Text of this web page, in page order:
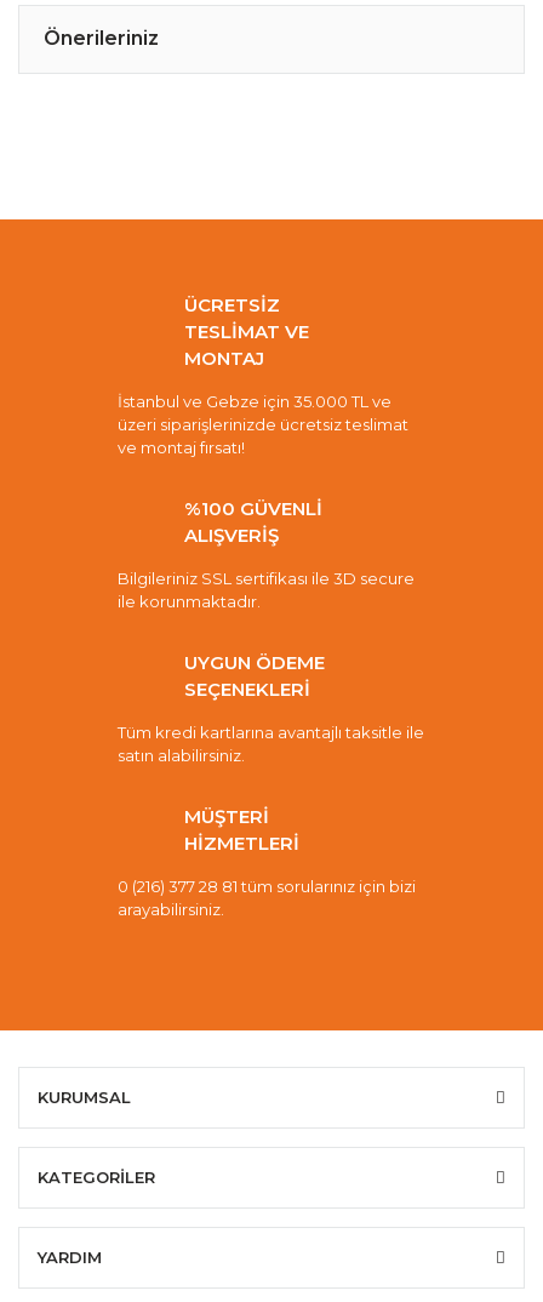
Önerileriniz
ÜCRETSİZ
TESLİMAT VE
MONTAJ
İstanbul ve Gebze için 35.000 TL ve
üzeri siparişlerinizde ücretsiz teslimat
ve montaj fırsatı!
%100 GÜVENLİ
ALIŞVERİŞ
Bilgileriniz SSL sertifikası ile 3D secure
ile korunmaktadır.
UYGUN ÖDEME
SEÇENEKLERİ
Tüm kredi kartlarına avantajlı taksitle ile
satın alabilirsiniz.
MÜŞTERİ
HİZMETLERİ
0 (216) 377 28 81 tüm sorularınız için bizi
arayabilirsiniz.
KURUMSAL
KATEGORİLER
YARDIM